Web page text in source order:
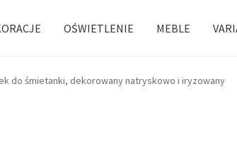
OŚWIETLENIE MEBLE
do śmietanki, dekorowany natryskowo i iryzowany